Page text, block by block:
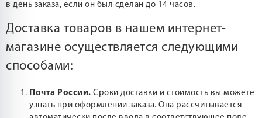
в день заказа, если он был сделан до 14 часов.
Доставка товаров в нашем интернет-
магазине осуществляется следующими
способами:
Почта России. Сроки доставки и стоимость вы можете
узнать при оформлении заказа. Она рассчитывается